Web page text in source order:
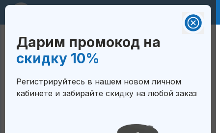
RUB 🇷🇺
Валюта на сайте:
Белорусский рубль — BYN
🇧🇾
Сум — UZS 🇺🇿
Дарим промокод на
скидку 10%
Регистрируйтесь в нашем новом личном
кабинете и забирайте скидку на любой заказ
ГЛАВНАЯ / В ФОРМЕ ЗЕРКАЛА
TRENDVISION CITY MIRROR